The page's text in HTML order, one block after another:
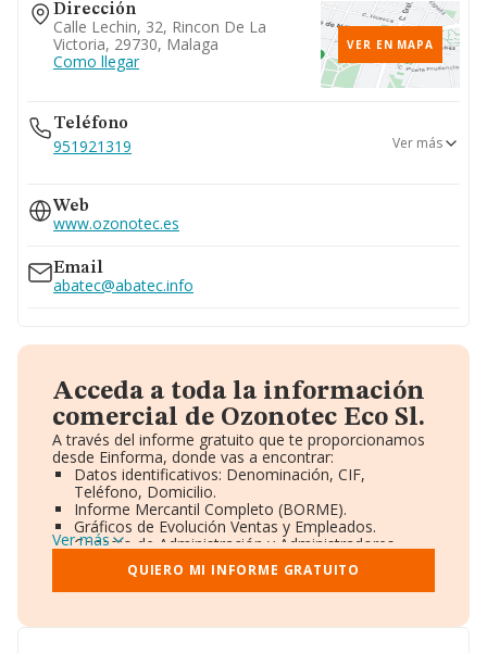
Dirección
Calle Lechin, 32, Rincon De La
Victoria, 29730, Malaga
Como llegar
VER EN MAPA
Teléfono
951921319
952005023
Ver más
Web
www.ozonotec.es
Email
abatec@abatec.info
Acceda a toda la información
comercial de Ozonotec Eco Sl.
A través del informe gratuito que te proporcionamos
desde Einforma, donde vas a encontrar:
Datos identificativos: Denominación, CIF,
Teléfono, Domicilio.
Informe Mercantil Completo (BORME).
Gráficos de Evolución Ventas y Empleados.
Consejo de Administración y Administradores.
Directivos y Ejecutivos.
Accionistas.
Participaciones y Vinculaciones en otras empresas.
Información oficial y registral complementaria.
Ver más
QUIERO MI INFORME GRATUITO